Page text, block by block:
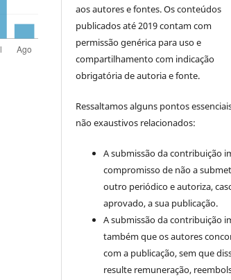
aos autores e fontes. Os conteúdos
publicados até 2019 contam com
permissão genérica para uso e
compartilhamento com indicação
obrigatória de autoria e fonte.
Ressaltamos alguns pontos
não exaustivos relacionados:
A submissão da contribuição
compromisso de não a
outro periódico e autoriza,
aprovado, a sua publicação.
A submissão da contribuição
também que os autores
com a publicação, sem que
resulte remuneração,